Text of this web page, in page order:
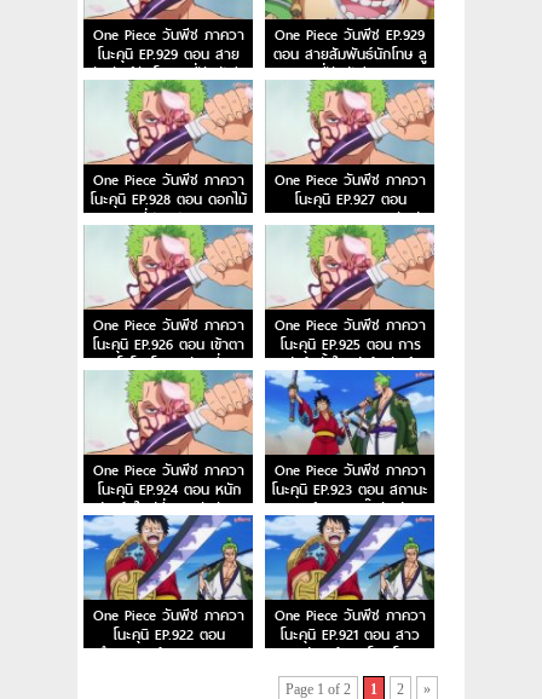
One Piece วันพีช ภาควา
โนะคุนิ EP.929 ตอน สาย
สัมพันธ์นักโทษ ลูฟี่กับปู่เฮีย
ว
One Piece วันพีช EP.929
ตอน สายสัมพันธ์นักโทษ ลู
ฟี่กับปู่เฮียว
One Piece วันพีช ภาควา
โนะคุนิ EP.928 ตอน ดอกไม้
ที่ปลิดปลิว
One Piece วันพีช ภาควา
โนะคุนิ EP.927 ตอน
ขุมนรก พญาอสรพิษอันน่า
หวาดกลัว โชกุนโอโรจิ
One Piece วันพีช ภาควา
โนะคุนิ EP.926 ตอน เข้าตา
จน โอโรจิโอนิวาบังชูที่แสน
อันตราย
One Piece วันพีช ภาควา
โนะคุนิ EP.925 ตอน การ
ต่อสู้ครั้งใหญ่ ผู้พิทักษ์
หน้ากากโอโซบะมาส์ค
One Piece วันพีช ภาควา
โนะคุนิ EP.924 ตอน หนัก
ฆ่าหน้าใหม่ที่หมายหัวซันจิ
One Piece วันพีช ภาควา
โนะคุนิ EP.923 ตอน สถานะ
การณ์ฉุกเฉิน บิ๊กมัมย่าง
กรายสู่วาโนะ
One Piece วันพีช ภาควา
โนะคุนิ EP.922 ตอน
ตำนานลูกผู้ชาย การเดิน
One Piece วันพีช ภาควา
โนะคุนิ EP.921 ตอน สาว
งามแห่งแคว้นวาโนะ โคมุรา
ซากิ
Page 1 of 2 1 2 »